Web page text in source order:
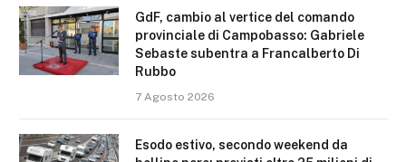
GdF, cambio al vertice del comando
provinciale di Campobasso: Gabriele
Sebaste subentra a Francalberto Di
Rubbo
7 Agosto 2026
Esodo estivo, secondo weekend da